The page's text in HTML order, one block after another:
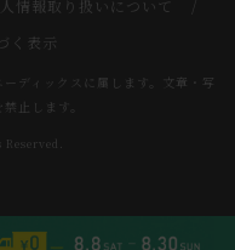
情報取り扱いについて
く表示
ディックスに属します。文章・写
止します。